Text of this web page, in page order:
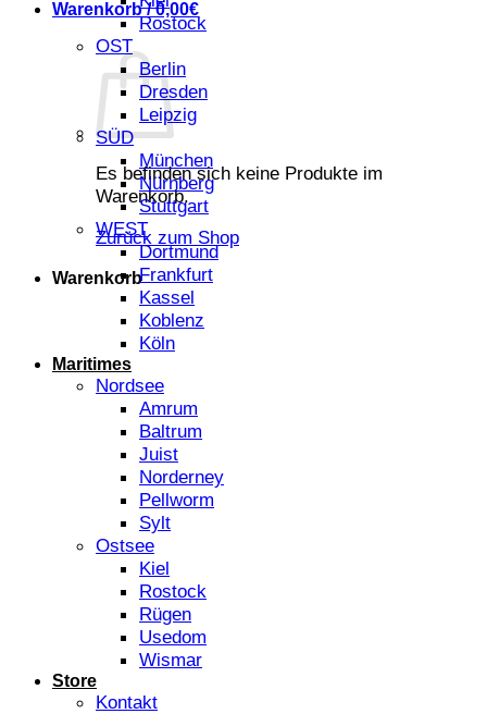
Warenkorb /0,00€
Es befinden sich keine Produkte im
Warenkorb.
Zurück zum Shop
Warenkorb
Rostock
OST
Berlin
Dresden
Leipzig
SÜD
München
Nürnberg
Stuttgart
WEST
Dortmund
Frankfurt
Kassel
Koblenz
Köln
Maritimes
Nordsee
Amrum
Baltrum
Juist
Norderney
Pellworm
Sylt
Ostsee
Kiel
Rostock
Rügen
Usedom
Wismar
Store
Kontakt